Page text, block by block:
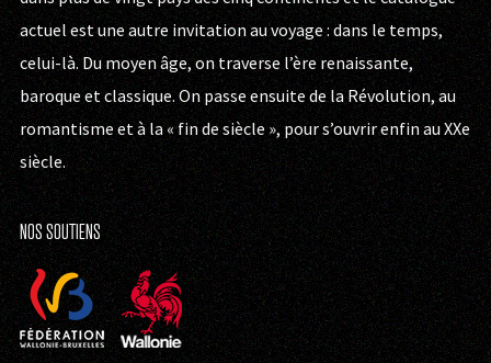
actuel est une autre invitation au voyage : dans le temps,
celui-là. Du moyen âge, on traverse l’ère renaissante,
baroque et classique. On passe ensuite de la Révolution, au
romantisme et à la « fin de siècle », pour s’ouvrir enfin au XXe
siècle.
NOS SOUTIENS